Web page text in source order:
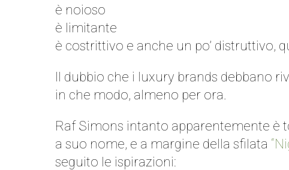
è noioso
è limitante
è costrittivo e anche un po’ distruttivo,
Il dubbio che i luxury brands debbano
in che modo, almeno per ora.
Raf Simons intanto apparentemente è
a suo nome, e a margine della sfilata
seguito le ispirazioni: